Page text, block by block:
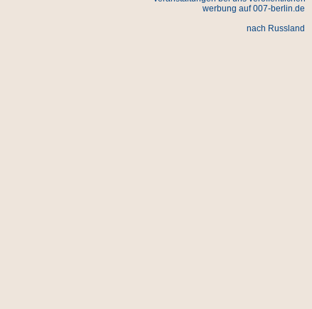
werbung auf 007-berlin.de
nach Russland